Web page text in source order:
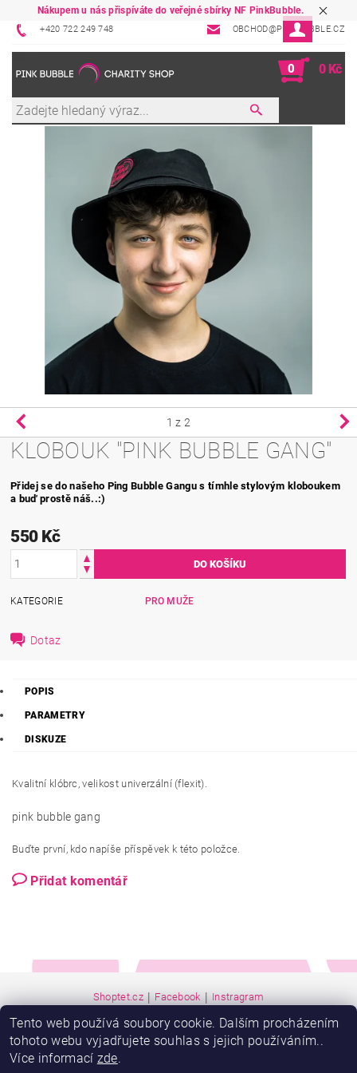
Nákupem u nás přispíváte do veřejné sbírky NF PinkBubble.
+420 722 249 748 OBCHOD@PINKBUBBLE.CZ
0 0 Kč
1 z 2
KLOBOUK "PINK BUBBLE GANG"
Přidej se do našeho Ping Bubble Gangu s tímhle stylovým kloboukem
a buď prostě náš..:)
550 Kč
KATEGORIE PRO MUŽE
Dotaz
POPIS
PARAMETRY
DISKUZE
Kvalitní klóbrc, velikost univerzální (flexit).
pink bubble gang
Buďte první, kdo napíše příspěvek k této položce.
Přidat komentář
Shoptet.cz | Facebook | Instragram
Tento web používá soubory cookie. Dalším procházením
tohoto webu vyjadřujete souhlas s jejich používáním..
Více informací zde.